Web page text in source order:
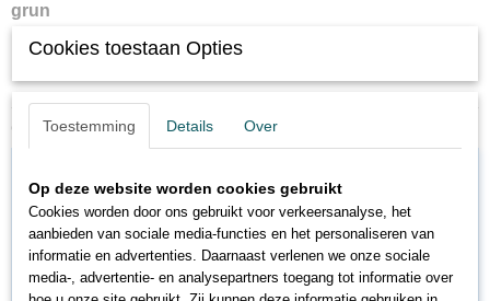
grun
N 1:160
Ook interessant
Cookies toestaan Opties
Toestemming Details Over
Op deze website worden cookies gebruikt
Cookies worden door ons gebruikt voor verkeersanalyse, het
aanbieden van sociale media-functies en het personaliseren van
informatie en advertenties. Daarnaast verlenen we onze sociale
media-, advertentie- en analysepartners toegang tot informatie over